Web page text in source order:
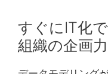
すぐにIT化
組織の企画